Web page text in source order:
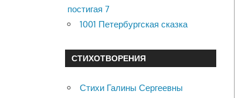
постигая 7
1001 Петербургская сказка
СТИХОТВОРЕНИЯ
Стихи Галины Сергеевны